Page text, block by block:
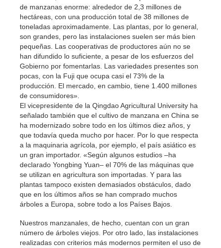
de manzanas enorme: alrededor de 2,3 millones de
hectáreas, con una producción total de 38 millones de
toneladas aproximadamente. Las plantas, por lo general,
son grandes, pero las instalaciones suelen ser más bien
pequeñas. Las cooperativas de productores aún no se
han difundido lo suficiente, a pesar de los esfuerzos del
Gobierno por fomentarlas. Las variedades presentes son
pocas, con la Fuji que ocupa casi el 73% de la
producción. El mercado, en cambio, tiene 1.400 millones
de consumidores».
El vicepresidente de la Qingdao Agricultural University ha
señalado también que el cultivo de manzana en China se
ha modernizado sobre todo en los últimos diez años, y
que todavía queda mucho por hacer. Por lo que respecta
a la maquinaria agrícola, por ejemplo, el país asiático es
un gran importador. «Según algunos estudios –ha
declarado Yongbing Yuan– el 70% de las máquinas que
se utilizan en agricultura son importadas. Y para las
plantas tampoco existen demasiados obstáculos, dado
que en los últimos años se han comprado muchos
árboles a Europa, sobre todo a los Países Bajos.
Nuestros manzanales, de hecho, cuentan con un gran
número de árboles viejos. Por otro lado, las instalaciones
realizadas con criterios más modernos permiten el uso de